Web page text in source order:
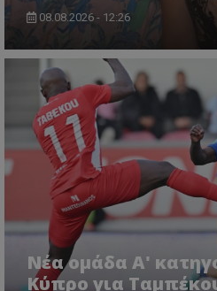
08.08.2026 - 12:26
Νέα ομάδα Α'
Κύπρο για